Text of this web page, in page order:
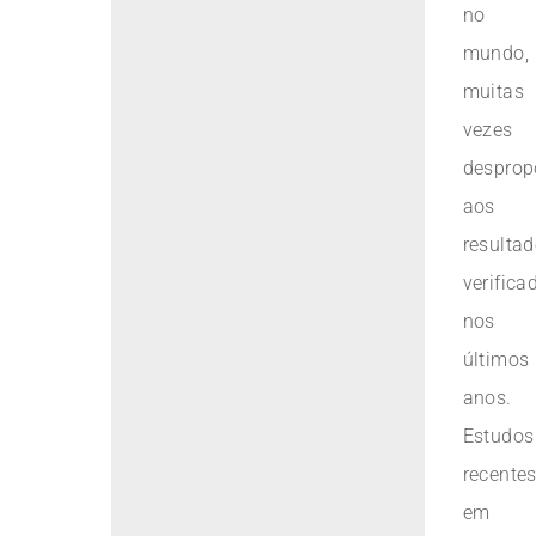
no
mundo,
muitas
vezes
aos
nos
últimos
anos.
Estudos
recentes
em